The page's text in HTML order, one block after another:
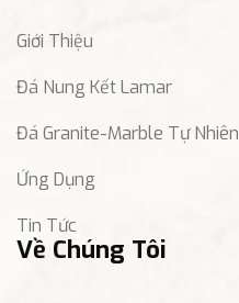
Giới Thiệu
Đá Nung Kết Lamar
Đá Granite-Marble Tự Nhiên
Ứng Dụng
Tin Tức
Về Chúng Tôi